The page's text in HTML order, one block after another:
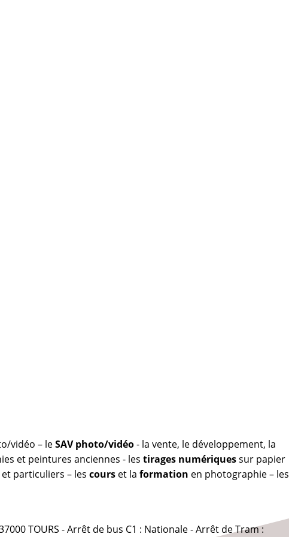
vidéo – leSAV photo/vidéo- la vente, le développement, la
et peintures anciennes - les tirages numériquessur papier
particuliers – les courset la formation en photographie – les
TOURS - Arrêt de bus C1 : Nationale - Arrêt de Tram :